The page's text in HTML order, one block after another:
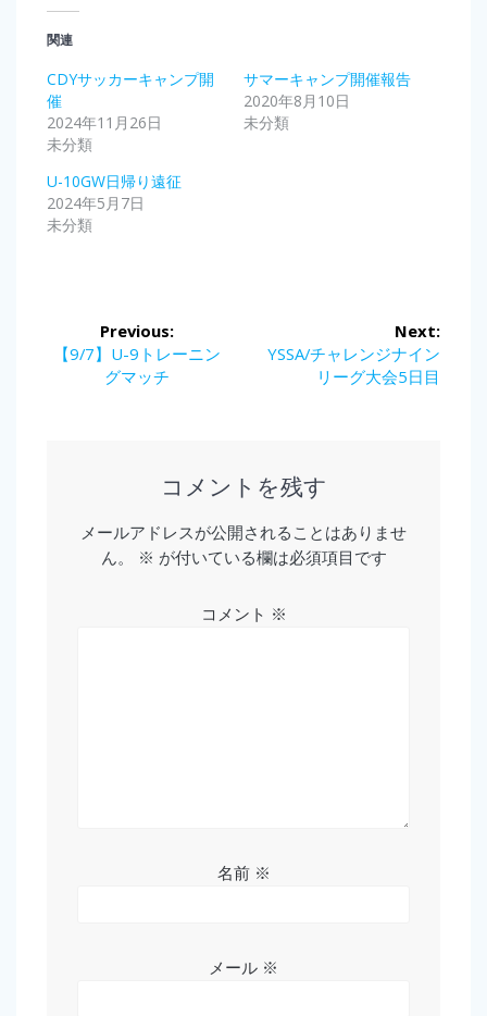
関連
CDYサッカーキャンプ開
催
2024年11月26日
未分類
サマーキャンプ開催報告
2020年8月10日
未分類
U-10GW日帰り遠征
2024年5月7日
未分類
Previous:
Previous
【9/7】U-9トレーニン
グマッチ
Next:
Next
YSSA/チャレンジナイン
リーグ大会5日目
コメントを残す
メールアドレスが公開されることはありませ
ん。
※ が付いている欄は必須項目です
コメント ※
名前 ※
メール ※